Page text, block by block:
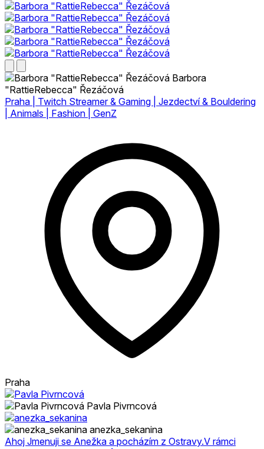
Barbora
"RattieRebecca" Řezáčová
Praha | Twitch Streamer & Gaming | Jezdectví & Bouldering
| Animals | Fashion | GenZ
Praha
Pavla Pivrncová
anezka_sekanina
Ahoj Jmenuji se Anežka a pocházím z Ostravy.V rámci